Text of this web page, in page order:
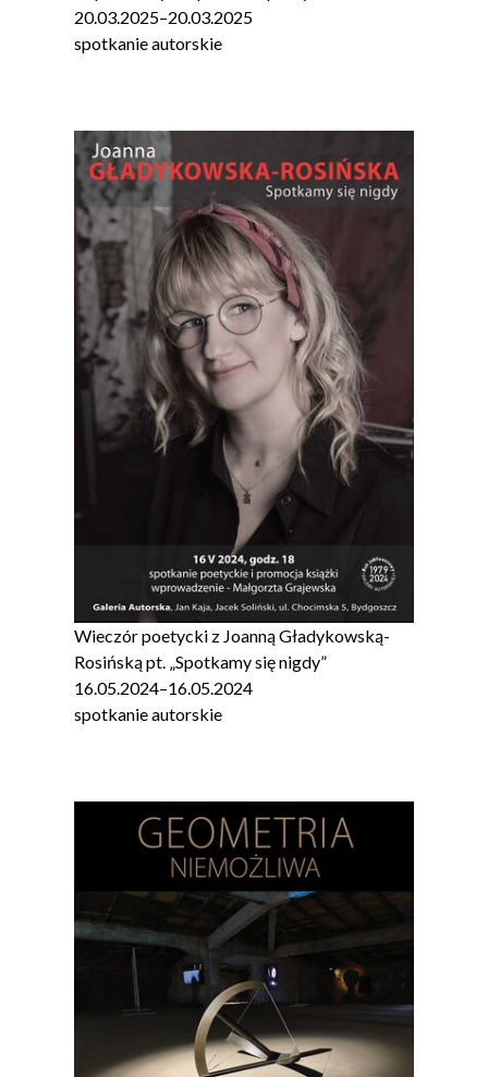
20.03.2025–20.03.2025
spotkanie autorskie
Wieczór poetycki z Joanną Gładykowską-
Rosińską pt. „Spotkamy się nigdy”
16.05.2024–16.05.2024
spotkanie autorskie